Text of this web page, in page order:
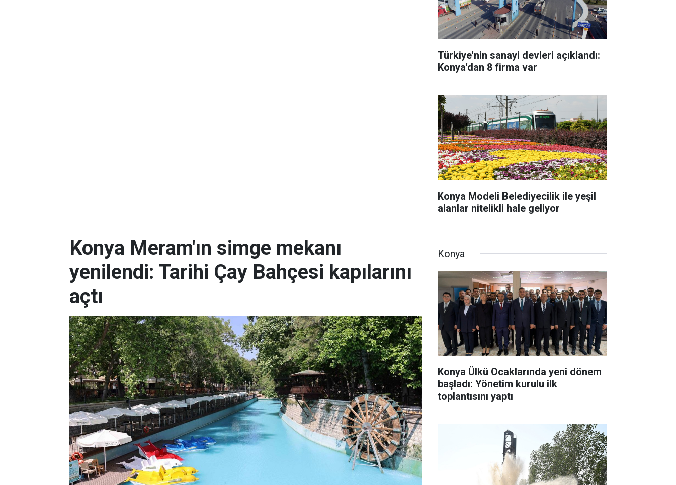
Türkiye'nin sanayi devleri açıklandı:
Konya'dan 8 firma var
Konya Modeli Belediyecilik ile yeşil
alanlar nitelikli hale geliyor
Konya Meram'ın simge mekanı
yenilendi: Tarihi Çay Bahçesi kapılarını
açtı
Konya
Konya Ülkü Ocaklarında yeni dönem
başladı: Yönetim kurulu ilk
toplantısını yaptı